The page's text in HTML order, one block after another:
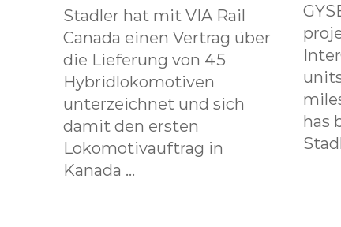
Stadler hat mit VIA Rail
Canada einen Vertrag über
die Lieferung von 45
Hybridlokomotiven
unterzeichnet und sich
damit den ersten
Lokomotivauftrag in
Kanada ...
has